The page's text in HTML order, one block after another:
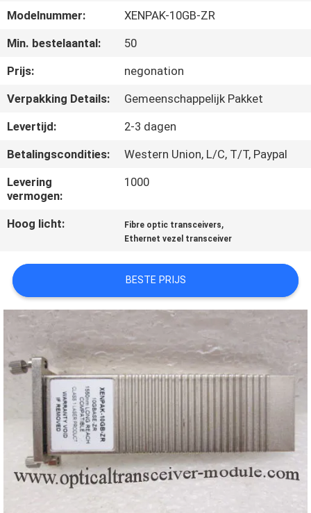
KWALITEITSCONTROLE
NEEM
CONTACT
MET
OP
NIEUWS
SITEMAP
PRIVACYBELEID
Modelnummer:
XENPAK-10GB-ZR
Min. bestelaantal:
50
Prijs:
negonation
Verpakking Details:
Gemeenschappelijk Pakket
Levertijd:
2-3 dagen
Betalingscondities:
Western Union, L/C, T/T, Paypal
Levering
vermogen:
1000
Hoog licht: Fibre optic transceivers,
Ethernet vezel transceiver
BESTE PRIJS